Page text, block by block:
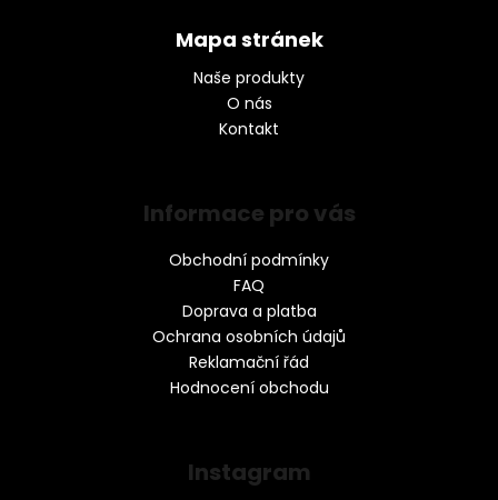
Mapa stránek
Naše produkty
O nás
Kontakt
Informace pro vás
Obchodní podmínky
FAQ
Doprava a platba
Ochrana osobních údajů
Reklamační řád
Hodnocení obchodu
Instagram